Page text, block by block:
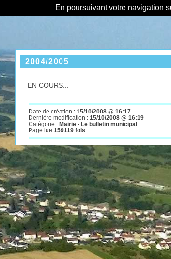
En poursuivant votre navigation
2004/2005
EN COURS...
Date de création : 15/10/2008 @ 16:17
Dernière modification : 15/10/2008 @ 16:19
Catégorie : Mairie - Le bulletin municipal
Page lue 159119 fois